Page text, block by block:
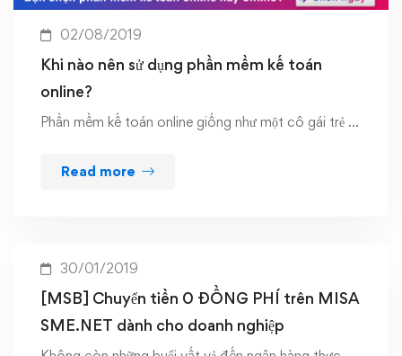
02/08/2019
Khi nào nên sử dụng phần mềm kế toán
online?
Phần mềm kế toán online giống như một cô gái trẻ …
Read more
30/01/2019
[MSB] Chuyển tiền 0 ĐỒNG PHÍ trên MISA
SME.NET dành cho doanh nghiệp